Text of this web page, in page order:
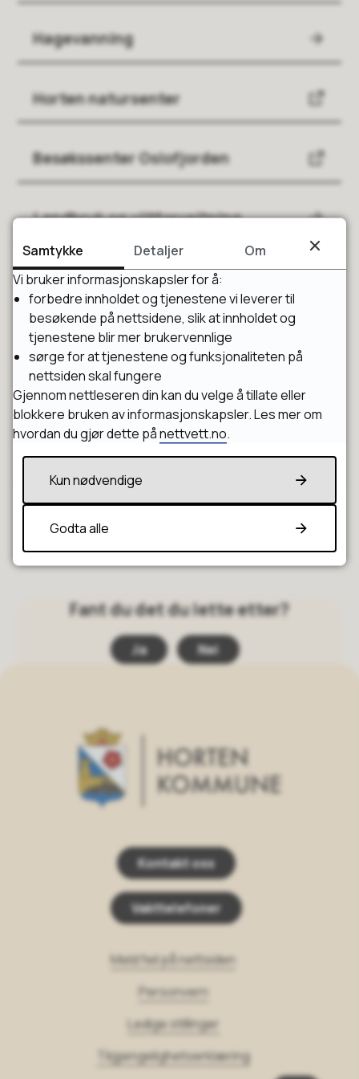
Hagevanning
Horten natursenter
Besøkssenter Oslofjorden
Landbruk og viltforvaltning
Naturen vår
Oslofjorden - en fjord for alle
Klima
Felling av trær
Fant du det du lette etter?
Ja Nei
Kontakt oss
Vakttelefoner
Meld feil på nettsiden
Personvern
Ledige stillinger
Tilgjengelighetserklæring
Samtykke Detaljer
Om
Vi bruker informasjonskapsler for å:
forbedre innholdet og tjenestene vi leverer til
besøkende på nettsidene, slik at innholdet og
tjenestene blir mer brukervennlige
sørge for at tjenestene og funksjonaliteten på
nettsiden skal fungere
Gjennom nettleseren din kan du velge å tillate eller
blokkere bruken av informasjonskapsler. Les mer om
hvordan du gjør dette pånettvett.no.
Kun nødvendige
Godta alle